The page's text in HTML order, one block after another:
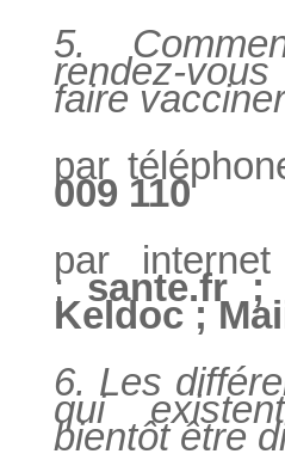
5.
rendez-
faire
par
009 110
par
:sante.fr ;
Keldoc ;
6. Les
qui
bientôt être